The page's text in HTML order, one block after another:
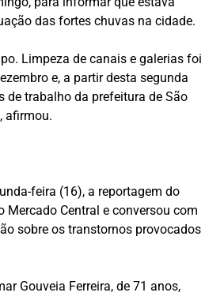
das fortes chuvas na cidade.
Limpeza de canais e galerias foi
e, a partir desta segunda
de trabalho da prefeitura de São
afirmou.
feira (16), a reportagem do
Mercado Central e conversou com
sobre os transtornos provocados
Gouveia Ferreira, de 71 anos,